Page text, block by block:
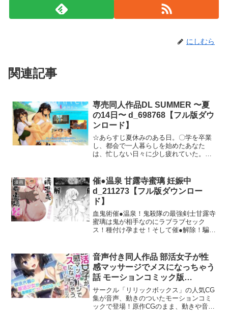
にしむら
関連記事
専売同人作品DL SUMMER 〜夏
の14日〜 d_698768【フル版ダウ
ンロード】
☆あらすじ夏休みのある日。〇学を卒業
し、都会で一人暮らしを始めたあなた
は、忙しない日々に少し疲れていた。騒
なる時間があった。そんなとき思い出し
たのは、かつて暮らしていた小さな島の
こと。自然に囲まれ、のびのびと過ごし
ていた、あの穏やかな時間──。なつかし
さに背中を押されるように、あなたは島
で民宿を営むおばさんに連絡をとる。返
ってきたのは、快く迎えてくれる声と、
少し意外なお願いだった。「ちょうど娘
あげてくれない？」──こうして始まる、
14日間の小さな夏休み。懐かしい島で、2
人の女の子と過ごす、ちょっと特別な
日々が幕を開ける。☆キャラクター紹介
の姉妹の姉。 優しくておっとりとした性
格。 小さいころから民宿のお手伝いをし
ていて料理が得意。 まわりからは大人っ
漫画
催●温泉 甘露寺蜜璃 妊娠中
d_211273【フル版ダウンロー
ド】
血鬼術催●温泉！鬼殺隊の最強剣士甘露寺
蜜璃は鬼が相手なのにラブラブセック
ス！種付け孕ませ！そして催●解除！騙さ
女、女無惨様です。全50ページ PDF同梱
音声付き同人作品 部活女子が性
感マッサージでメスになっちゃう
話 モーションコミック版
d_237445【フル版ダウンロー
ド】
サークル「リリックボックス」の人気CG
集が音声、動きのついたモーションコミ
ックで登場！原作CGのまま、動きや音声